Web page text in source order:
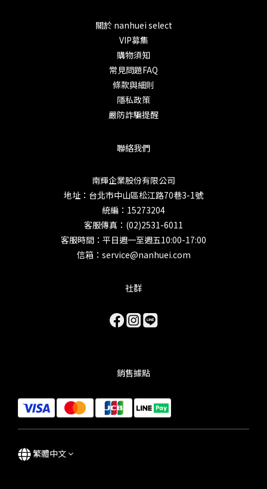
關於 nanhuei select
VIP募集
購物須知
常見問題FAQ
條款與細則
隱私政策
嚴防詐騙提醒
聯絡我們
南輝企業股份有限公司
地址：台北市中山區松江路70巷3-1號
統編：15273204
客服傳真：(02)2531-6011
客服時間：平日週一至週五10:00-17:00
信箱：service@nanhuei.com
社群
銷售據點
繁體中文